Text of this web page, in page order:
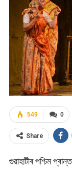
0
549
Share
গুৱাহাটীৰ পশ্চিম